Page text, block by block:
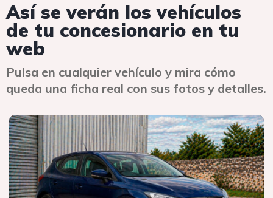
Así se verán los vehículos
de tu concesionario en tu
web
Pulsa en cualquier vehículo y mira cómo
queda una ficha real con sus fotos y detalles.